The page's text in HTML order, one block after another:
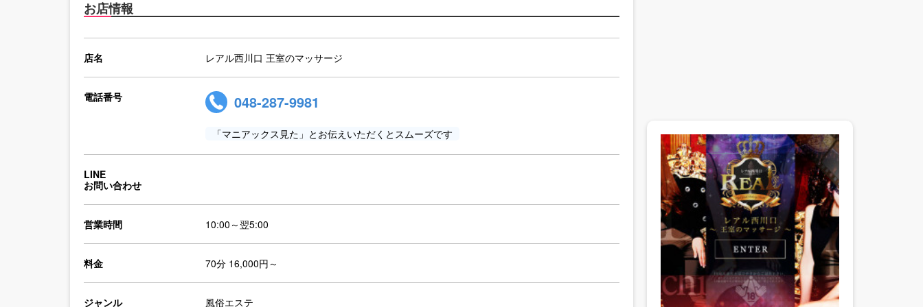
お店情報
店名 レアル西川口 王室のマッサージ
電話番号 048-287-9981
「マニアックス見た」とお伝えいただくとスムーズです
LINE
お問い合わせ
営業時間 10:00～翌5:00
料金 70分 16,000円～
ジャンル 風俗エステ